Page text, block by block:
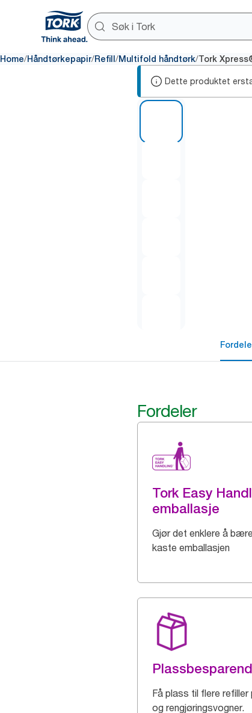
Home/Håndtørkepapir/Refill /Multifold håndtørk/Tork
Dette produktet
Fordeler
Tork Easy
emballasje
Gjør det enklere å
kaste emballasjen
Få plass til flere refiller
og rengjøringsvogner.